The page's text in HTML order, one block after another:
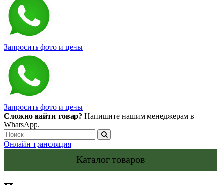
Запросить фото и цены
Запросить фото и цены
Сложно найти товар? Напишите нашим менеджерам в
WhatsApp.
Онлайн трансляция
Каталог товаров